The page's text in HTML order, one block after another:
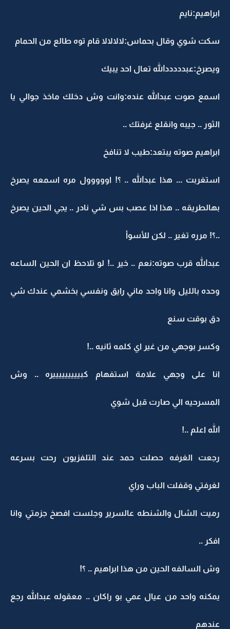
ابراهيم:نايم
سكت شوي وقال بحماس:لالالالا قام توه طالع من الحمام
ويصرخ:عبدددددالله تعال احد يبيك
اسمع صوت عبدالله عنده:وانت وش دخلك ماخذ جوالي يا
الثور .. جيبه وانقلع غرفتك ..
ابراهيم صوته يبتعد:طيب لا تنافخ
استغربت ... هذا عبدالله .. ؟! اووووول مره اسمعه يصرخ
بهالطريقه .. هذا اذا عصب بس شي نادر .. يجي الحين يصرخ
..؟! مرره تغير .. لكن للأسوأ
عبدالله قرب صوته:نعم .. خير ..! لو تلاحظ ان الحين الساعه
وحده بالليل وانا واحد ماني رايق ونفسي بخشمي عندك شي
دق بوقت سنع
وكسر بوجهي من غير اي كلمه ثانيه ..!
انا على وجهي علامة استفهام كبيييييييييره .. وش
المسرحيه الي صارت قبل شوي
الله اعلم ..!
رجعت الغرفه حصلت حمد عند التلفزيون رحت بسرعه
لغرفتي وقفلت الباب وراي
رميت الشال والشنطه عالسرير وجلست افصخ جزمتي وانا
افكر ..
وش السالفه الحين من هذا ابراهيم .. ؟!
يمكنه واحد من عيال عمي بو راكان .. معقوله عبدالله رجع
عندهم